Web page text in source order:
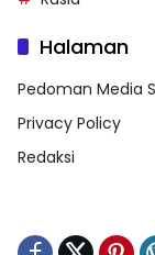
Halaman
Pedoman Media
Privacy Policy
Redaksi